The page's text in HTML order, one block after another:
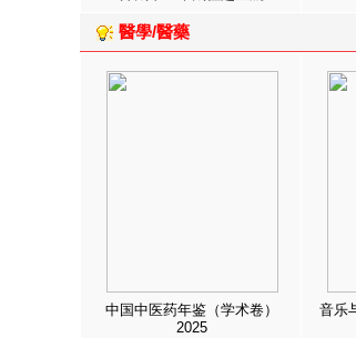
醫學/醫藥
中国中医药年鉴（学术卷）
2025
音乐